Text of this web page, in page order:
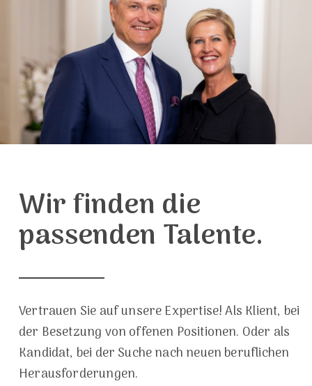
Wir finden die
passenden Talente.
Vertrauen Sie auf unsere Expertise! Als Klient, bei
der Besetzung von offenen Positionen. Oder als
Kandidat, bei der Suche nach neuen beruflichen
Herausforderungen.